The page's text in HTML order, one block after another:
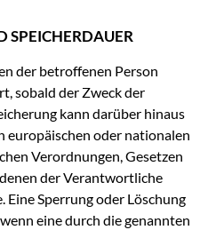
SPEICHERDAUER
der betroffenen Person
sobald der Zweck der
kann darüber hinaus
europäischen oder nationalen
Verordnungen, Gesetzen
der Verantwortliche
Sperrung oder Löschung
eine durch die genannten